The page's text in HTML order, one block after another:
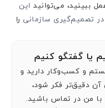
ببینید، می‌توانید این
در تصمیم‌گیری سازمانی را
یا گفتگو کنیم
و کسب‌وکار دارید و
دقیق‌تر فکر شود،
با من در تماس باشید.